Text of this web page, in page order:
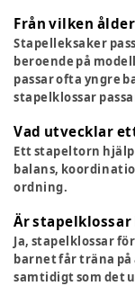
Från vilken
Stapelleksaker
beroende på
passar ofta yngre
stapelklossar
Vad utvecklar
Ett stapeltorn
balans,
ordning.
Är stapelklossar
Ja, stapelklossar
barnet får träna
samtidigt som det